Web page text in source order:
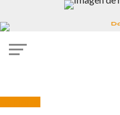
Gobierno